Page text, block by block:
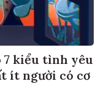
7 kiểu tình yêu
ít người có cơ